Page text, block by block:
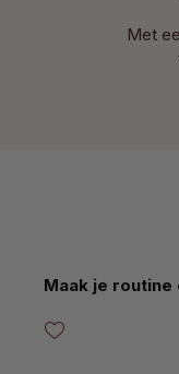
Met
Productgalerij
Maak je